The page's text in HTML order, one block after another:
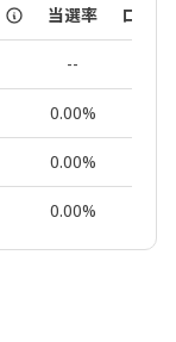
当選率 ロット
--
0.00%
0.00%
0.00%